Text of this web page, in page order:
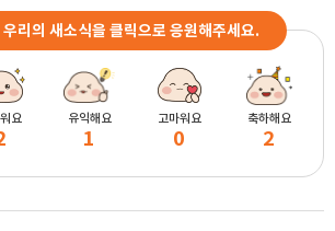
리의 새소식을 클릭으로 응원해주세요.
요 유익해요
1
고마워요
0
축하해요
2